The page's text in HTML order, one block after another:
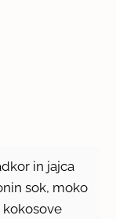
in jajca
sok, moko